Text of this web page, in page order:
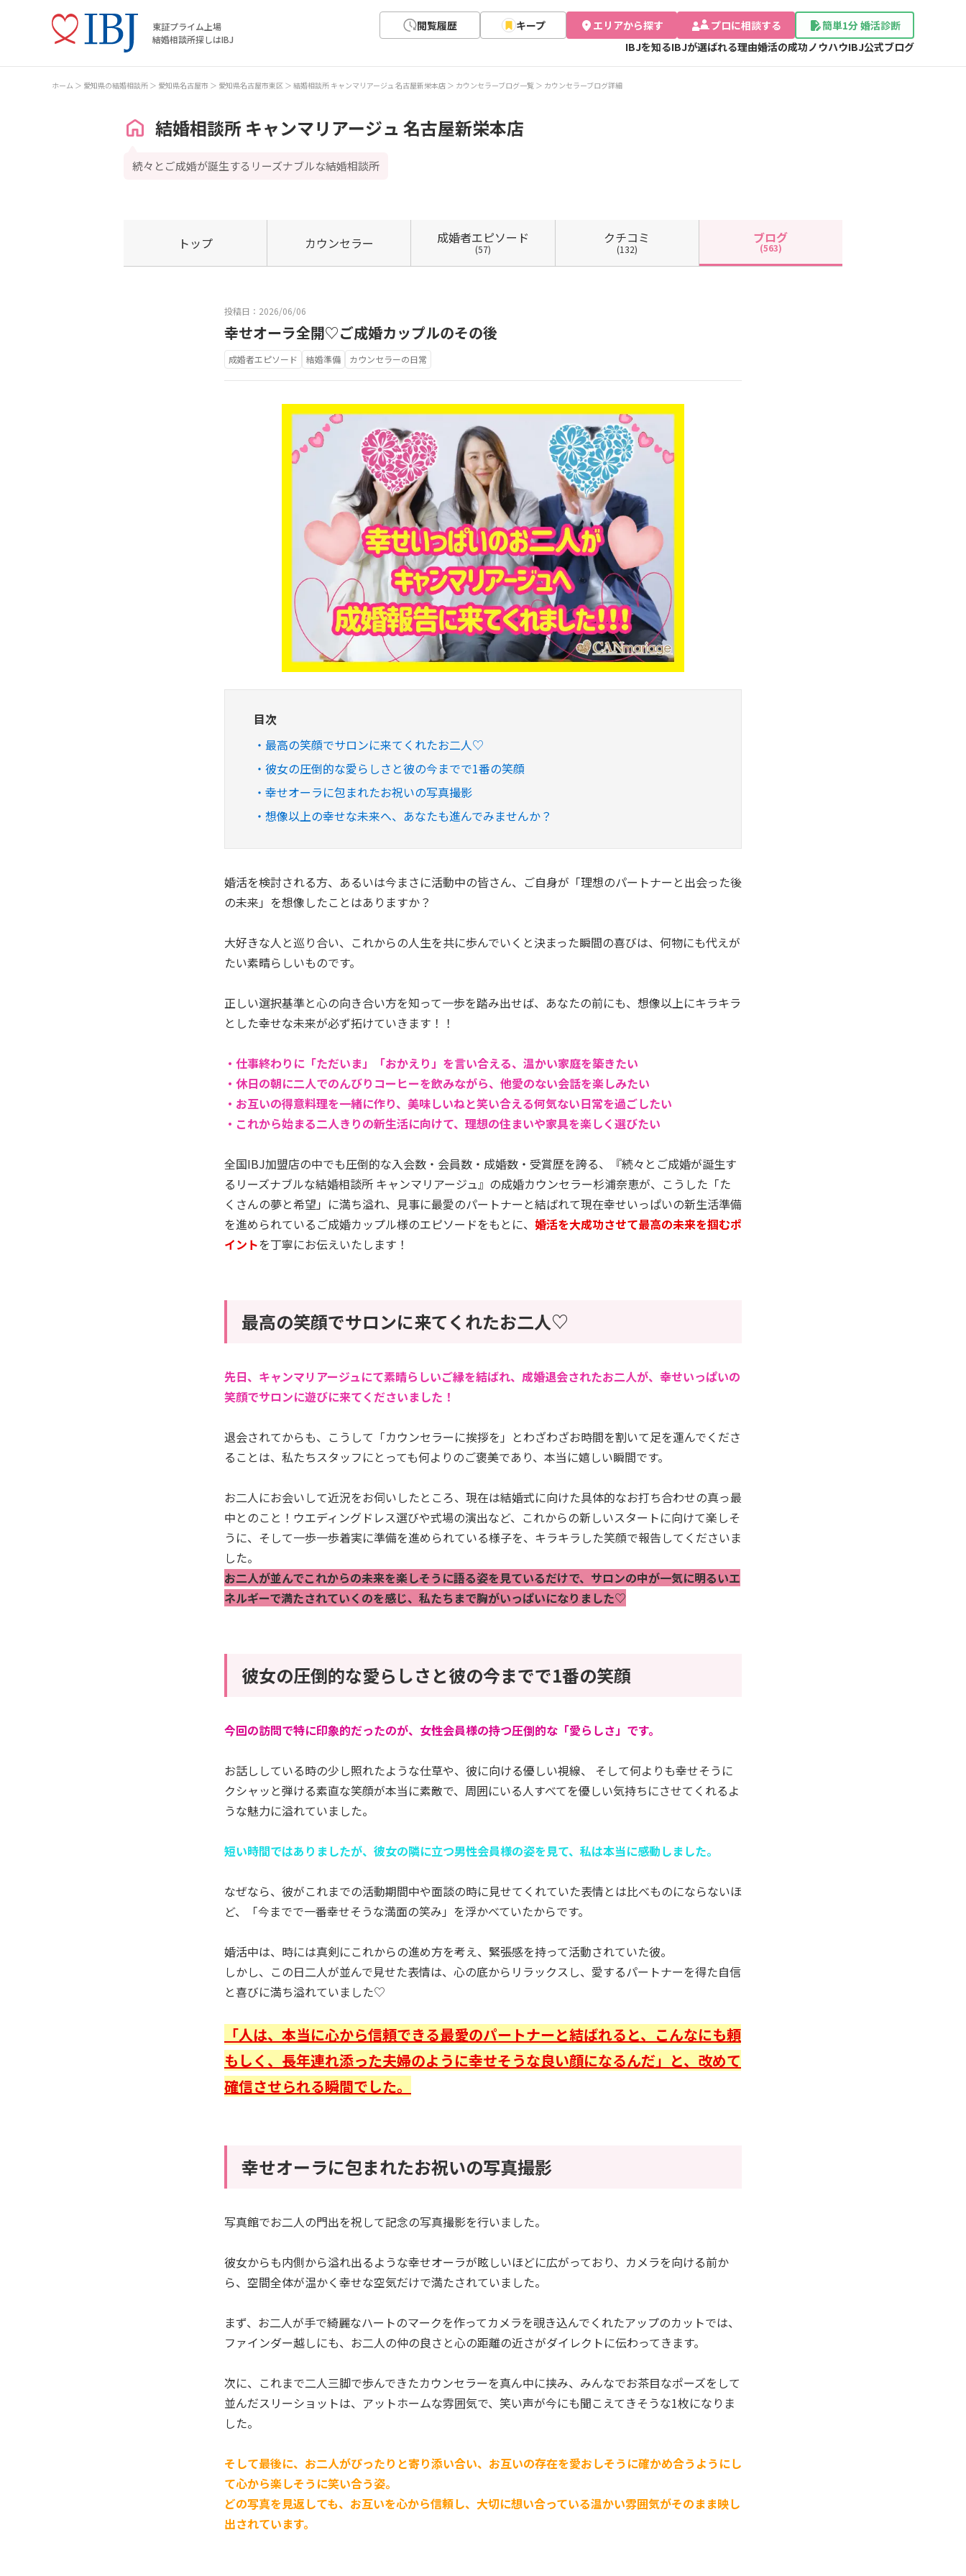
東証プライム上場
結婚相談所探しはIBJ
閲覧履歴 キープ エリアから探す プロに相談する
簡単1分 婚活診断
IBJを知るIBJが選ばれる理由婚活の成功ノウハウIBJ公式ブログ
ホーム 愛知県の結婚相談所 愛知県名古屋市 愛知県名古屋市東区 結婚相談所 キャンマリアージュ 名古屋新栄本店 カウンセラーブログ一覧 カウンセラーブログ詳細
結婚相談所 キャンマリアージュ 名古屋新栄本店
続々とご成婚が誕生するリーズナブルな結婚相談所
トップ カウンセラー 成婚者エピソード
(57)
クチコミ
(132)
ブログ
(563)
投稿日：2026/06/06
幸せオーラ全開♡ご成婚カップルのその後
成婚者エピソード 結婚準備 カウンセラーの日常
目次
最高の笑顔でサロンに来てくれたお二人♡
彼女の圧倒的な愛らしさと彼の今までで1番の笑顔
幸せオーラに包まれたお祝いの写真撮影
想像以上の幸せな未来へ、あなたも進んでみませんか？
婚活を検討される方、あるいは今まさに活動中の皆さん、ご自身が「理想のパートナーと出会った後
の未来」を想像したことはありますか？
大好きな人と巡り合い、これからの人生を共に歩んでいくと決まった瞬間の喜びは、何物にも代えが
たい素晴らしいものです。
正しい選択基準と心の向き合い方を知って一歩を踏み出せば、あなたの前にも、想像以上にキラキラ
とした幸せな未来が必ず拓けていきます！！
・仕事終わりに「ただいま」「おかえり」を言い合える、温かい家庭を築きたい
・休日の朝に二人でのんびりコーヒーを飲みながら、他愛のない会話を楽しみたい
・お互いの得意料理を一緒に作り、美味しいねと笑い合える何気ない日常を過ごしたい
・これから始まる二人きりの新生活に向けて、理想の住まいや家具を楽しく選びたい
全国IBJ加盟店の中でも圧倒的な入会数・会員数・成婚数・受賞歴を誇る、『続々とご成婚が誕生す
るリーズナブルな結婚相談所 キャンマリアージュ』の成婚カウンセラー杉浦奈恵が、こうした「た
くさんの夢と希望」に満ち溢れ、見事に最愛のパートナーと結ばれて現在幸せいっぱいの新生活準備
を進められているご成婚カップル様のエピソードをもとに、 婚活を大成功させて最高の未来を掴むポ
イントを丁寧にお伝えいたします！
最高の笑顔でサロンに来てくれたお二人♡
先日、キャンマリアージュにて素晴らしいご縁を結ばれ、成婚退会されたお二人が、幸せいっぱいの
笑顔でサロンに遊びに来てくださいました！
退会されてからも、こうして「カウンセラーに挨拶を」とわざわざお時間を割いて足を運んでくださ
ることは、私たちスタッフにとっても何よりのご褒美であり、本当に嬉しい瞬間です。
お二人にお会いして近況をお伺いしたところ、現在は結婚式に向けた具体的なお打ち合わせの真っ最
中とのこと！ウエディングドレス選びや式場の演出など、これからの新しいスタートに向けて楽しそ
うに、そして一歩一歩着実に準備を進められている様子を、キラキラした笑顔で報告してくださいま
した。
お二人が並んでこれからの未来を楽しそうに語る姿を見ているだけで、サロンの中が一気に明るいエ
ネルギーで満たされていくのを感じ、私たちまで胸がいっぱいになりました♡
彼女の圧倒的な愛らしさと彼の今までで1番の笑顔
今回の訪問で特に印象的だったのが、女性会員様の持つ圧倒的な「愛らしさ」です。
お話ししている時の少し照れたような仕草や、彼に向ける優しい視線、 そして何よりも幸せそうに
クシャッと弾ける素直な笑顔が本当に素敵で、周囲にいる人すべてを優しい気持ちにさせてくれるよ
うな魅力に溢れていました。
短い時間ではありましたが、彼女の隣に立つ男性会員様の姿を見て、私は本当に感動しました。
なぜなら、彼がこれまでの活動期間中や面談の時に見せてくれていた表情とは比べものにならないほ
ど、「今までで一番幸せそうな満面の笑み」を浮かべていたからです。
婚活中は、時には真剣にこれからの進め方を考え、緊張感を持って活動されていた彼。
しかし、この日二人が並んで見せた表情は、心の底からリラックスし、愛するパートナーを得た自信
と喜びに満ち溢れていました♡
「人は、本当に心から信頼できる最愛のパートナーと結ばれると、こんなにも頼
もしく、長年連れ添った夫婦のように幸せそうな良い顔になるんだ」と、改めて
確信させられる瞬間でした。
幸せオーラに包まれたお祝いの写真撮影
写真館でお二人の門出を祝して記念の写真撮影を行いました。
彼女からも内側から溢れ出るような幸せオーラが眩しいほどに広がっており、カメラを向ける前か
ら、空間全体が温かく幸せな空気だけで満たされていました。
まず、お二人が手で綺麗なハートのマークを作ってカメラを覗き込んでくれたアップのカットでは、
ファインダー越しにも、お二人の仲の良さと心の距離の近さがダイレクトに伝わってきます。
次に、これまで二人三脚で歩んできたカウンセラーを真ん中に挟み、みんなでお茶目なポーズをして
並んだスリーショットは、アットホームな雰囲気で、笑い声が今にも聞こえてきそうな1枚になりま
した。
そして最後に、お二人がぴったりと寄り添い合い、お互いの存在を愛おしそうに確かめ合うようにし
て心から楽しそうに笑い合う姿。
どの写真を見返しても、お互いを心から信頼し、大切に想い合っている温かい雰囲気がそのまま映し
出されています。